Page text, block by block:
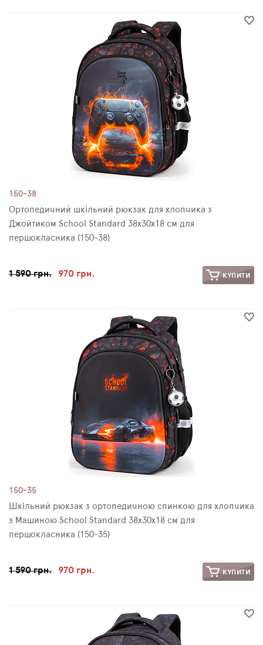
150-38
Ортопедичний шкільний рюкзак для хлопчика з
Джойтиком School Standard 38х30х18 см для
першокласника (150-38)
1 590 грн. 970 грн. КУПИТИ
150-35
Шкільний рюкзак з ортопедичною спинкою для хлопчика
з Машиною School Standard 38х30х18 см для
першокласника (150-35)
1 590 грн. 970 грн. КУПИТИ